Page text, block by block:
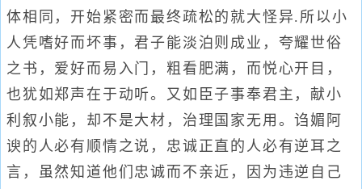
体相同，开始紧密而最终疏松的就大怪异.所以小
人凭嗜好而坏事，君子能淡泊则成业，夸耀世俗
之书，爱好而易入门，粗看肥满，而悦心开目，
也犹如郑声在于动听。又如臣子事奉君主，献小
利叙小能，却不是大材，治理国家无用。诌媚阿
谀的人必有顺情之说，忠诚正直的人必有逆耳之
言，虽然知道他们忠诚而不亲近，因为违逆自己